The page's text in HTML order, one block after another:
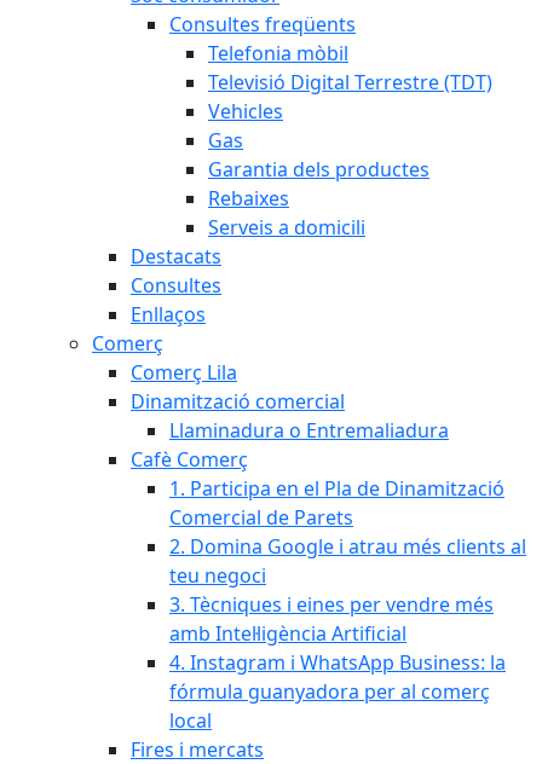
Consultes freqüents
Telefonia mòbil
Televisió Digital Terrestre (TDT)
Vehicles
Gas
Garantia dels productes
Rebaixes
Serveis a domicili
Destacats
Consultes
Enllaços
Comerç
Comerç Lila
Dinamització comercial
Llaminadura o Entremaliadura
Cafè Comerç
1. Participa en el Pla de Dinamització
Comercial de Parets
2. Domina Google i atrau més clients al
teu negoci
3. Tècniques i eines per vendre més
amb Intel·ligència Artificial
4. Instagram i WhatsApp Business: la
fórmula guanyadora per al comerç
local
Fires i mercats